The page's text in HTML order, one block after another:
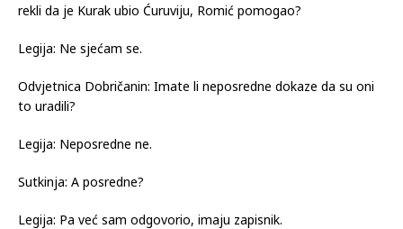
rekli da je Kurak ubio Ćuruviju, Romić pomogao?
Legija: Ne sjećam se.
Odvjetnica Dobričanin: Imate li neposredne dokaze da su oni
to uradili?
Legija: Neposredne ne.
Sutkinja: A posredne?
Legija: Pa već sam odgovorio, imaju zapisnik.